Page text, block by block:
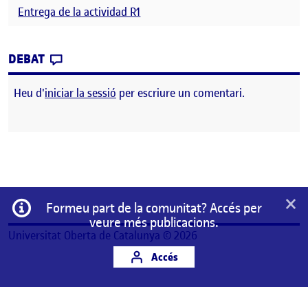
Entrega de la actividad R1
DEBAT
Heu d'iniciar la sessió per escriure un comentari.
Informació
Formeu part de la comunitat? Accés per
veure més publicacions.
Accés
×
Universitat Oberta de Catalunya © 2026